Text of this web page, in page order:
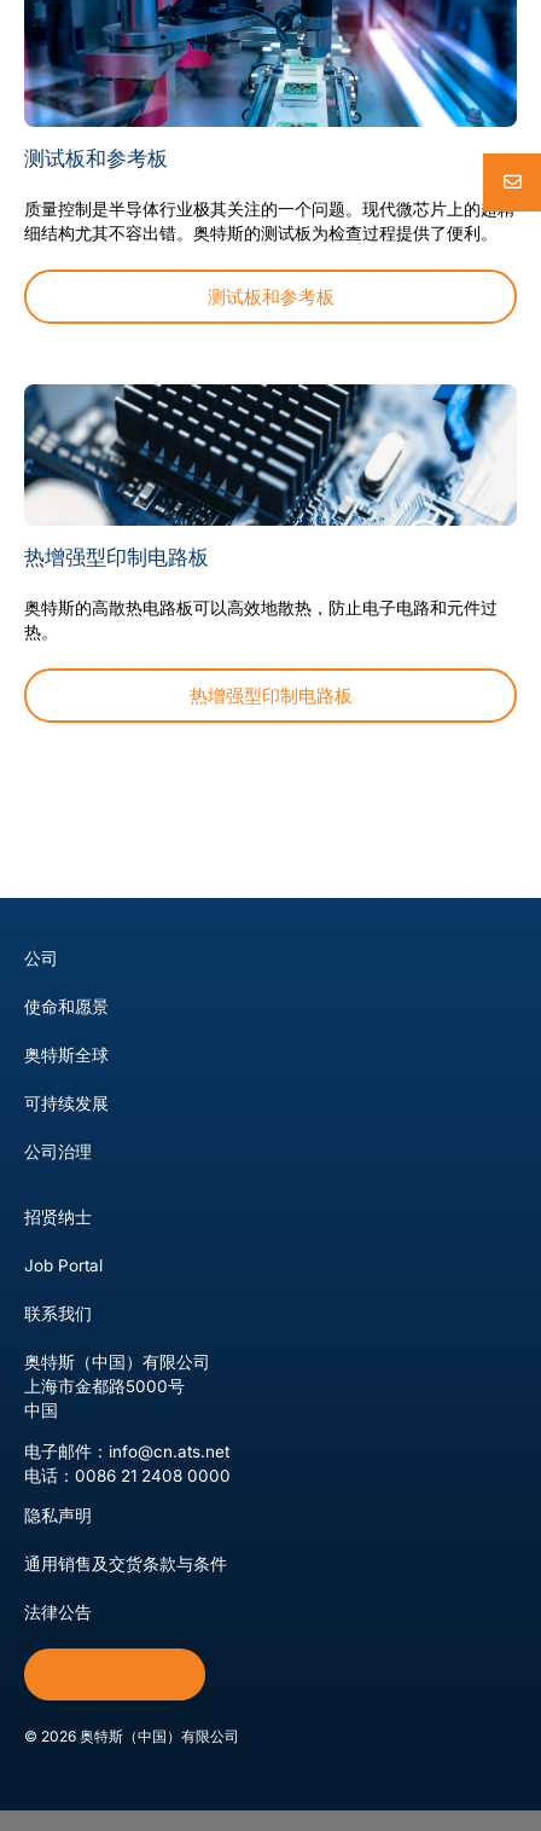
测试板和参考板
质量控制是半导体行业极其关注的一个问题。现代微芯片上的超精
细结构尤其不容出错。奥特斯的测试板为检查过程提供了便利。
测试板和参考板
热增强型印制电路板
奥特斯的高散热电路板可以高效地散热，防止电子电路和元件过
热。
热增强型印制电路板
公司
使命和愿景
奥特斯全球
可持续发展
公司治理
招贤纳士
Job Portal
联系我们
奥特斯（中国）有限公司
上海市金都路5000号
中国
电子邮件：info@cn.ats.net
电话：0086 21 2408 0000
隐私声明
通用销售及交货条款与条件
法律公告
© 2026 奥特斯（中国）有限公司